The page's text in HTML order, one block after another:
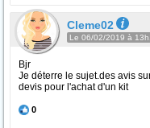
Cleme02
Le 06/02/2019 à
Bjr
Je déterre le sujet.des avis
devis pour l'achat d'un kit
0